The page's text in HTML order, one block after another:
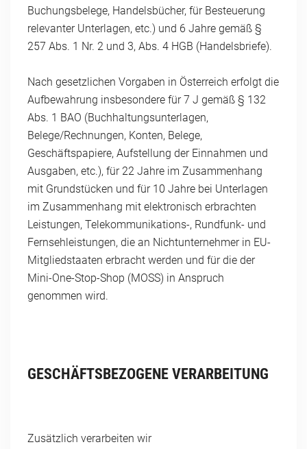
Buchungsbelege, Handelsbücher, für Besteuerung
relevanter Unterlagen, etc.) und 6 Jahre gemäß §
257 Abs. 1 Nr. 2 und 3, Abs. 4 HGB (Handelsbriefe).
Nach gesetzlichen Vorgaben in Österreich erfolgt die
Aufbewahrung insbesondere für 7 J gemäß § 132
Abs. 1 BAO (Buchhaltungsunterlagen,
Belege/Rechnungen, Konten, Belege,
Geschäftspapiere, Aufstellung der Einnahmen und
Ausgaben, etc.), für 22 Jahre im Zusammenhang
mit Grundstücken und für 10 Jahre bei Unterlagen
im Zusammenhang mit elektronisch erbrachten
Leistungen, Telekommunikations-, Rundfunk- und
Fernsehleistungen, die an Nichtunternehmer in EU-
Mitgliedstaaten erbracht werden und für die der
Mini-One-Stop-Shop (MOSS) in Anspruch
genommen wird.
GESCHÄFTSBEZOGENE VERARBEITUNG
Zusätzlich verarbeiten wir